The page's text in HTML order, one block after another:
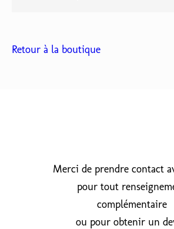
Retour à la boutique
Merci de prendre contact
pour tout
complémentaire
ou pour obtenir un